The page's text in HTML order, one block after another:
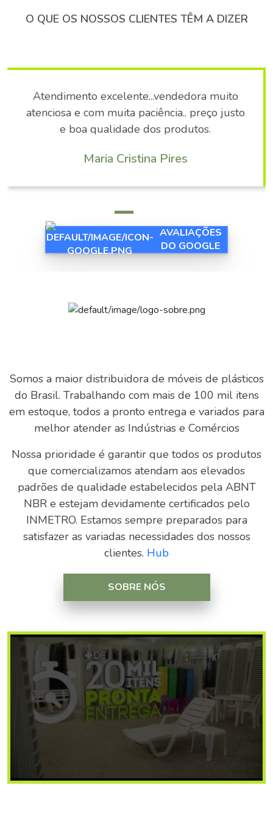
O QUE OS NOSSOS CLIENTES TÊM A DIZER
Atendimento excelente...vendedora muito
atenciosa e com muita paciência.. preço justo
e boa qualidade dos produtos.
Maria Cristina Pires
AVALIAÇÕES
DO GOOGLE
Somos a maior distribuidora de móveis de plásticos
do Brasil. Trabalhando com mais de 100 mil itens
em estoque, todos a pronto entrega e variados para
melhor atender as Indústrias e Comércios
Nossa prioridade é garantir que todos os produtos
que comercializamos atendam aos elevados
padrões de qualidade estabelecidos pela ABNT
NBR e estejam devidamente certificados pelo
INMETRO. Estamos sempre preparados para
satisfazer as variadas necessidades dos nossos
clientes. Hub
SOBRE NÓS